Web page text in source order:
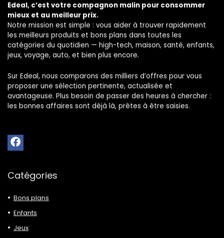
Edeal, c’est votre compagnon malin pour consommer
mieux et au meilleur prix.
Notre mission est simple : vous aider à trouver rapidement
les meilleurs produits et bons plans dans toutes les
catégories du quotidien — high-tech, maison, santé, enfants,
jeux, voyage, auto, et bien plus encore.
Sur Edeal, nous comparons des milliers d’offres pour vous
proposer une sélection pertinente, actualisée et
avantageuse. Plus besoin de passer des heures à chercher :
les bonnes affaires sont déjà là, prêtes à être saisies.
Catégories
Bons plans
Enfants
Jeux